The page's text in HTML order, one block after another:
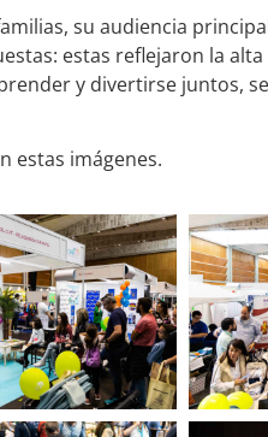
su audiencia
estas reflejaron la
y divertirse juntos,
estas imágenes.